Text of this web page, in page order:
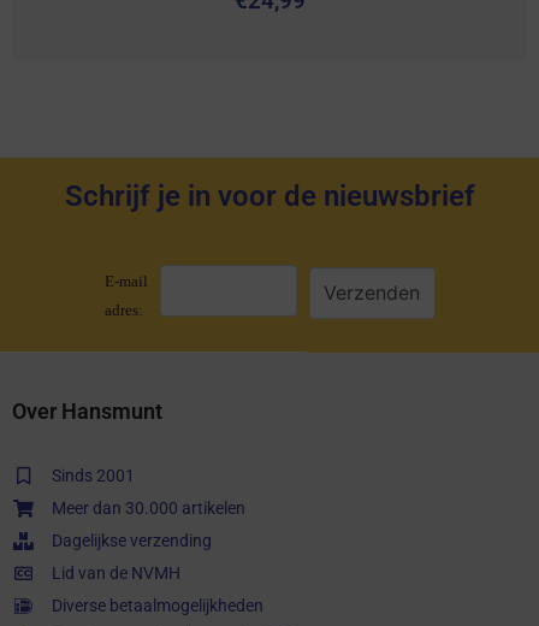
Schrijf je in voor de nieuwsbrief
E-mail
adres:
Over Hansmunt
Sinds 2001
Meer dan 30.000 artikelen
Dagelijkse verzending
Lid van de NVMH
Diverse betaalmogelijkheden